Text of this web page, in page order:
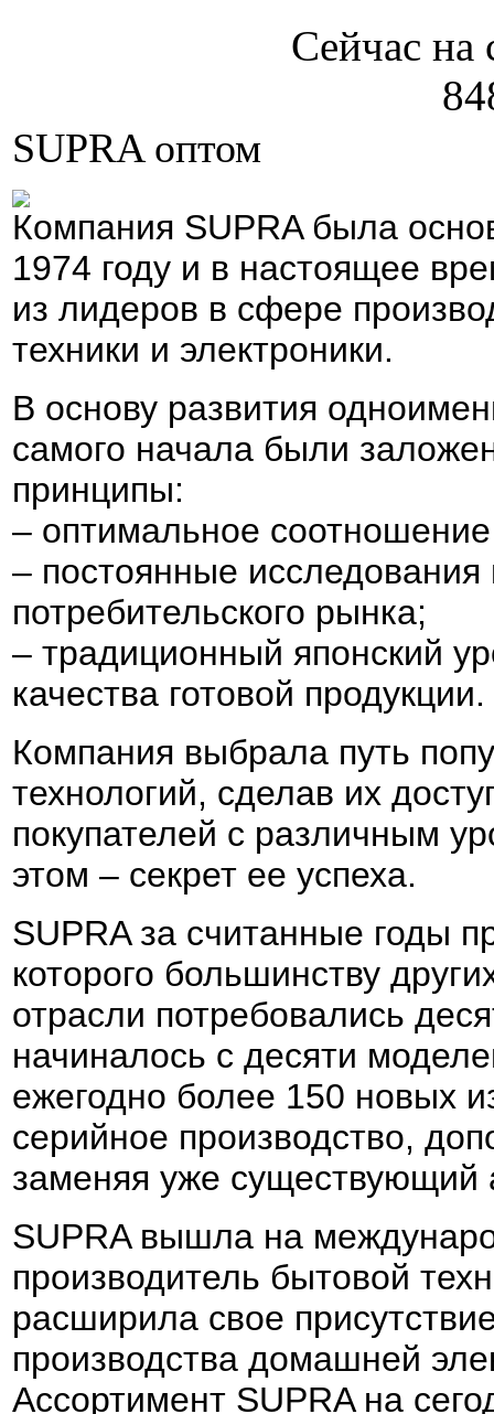
Сейчас на
SUPRA оптом
Компания SUPRA была
1974 году и в настоящее
из лидеров в сфере
техники и электроники.
В основу развития
самого начала были
принципы:
– оптимальное
– постоянные
потребительского рынка;
– традиционный японский
качества готовой продукции.
Компания выбрала путь
технологий, сделав их
покупателей с различным
этом – секрет ее успеха.
SUPRA за считанные годы
которого большинству
отрасли потребовались
начиналось с десяти
ежегодно более 150 новых
серийное производство,
заменяя уже существующий
SUPRA вышла на
производитель бытовой
расширила свое
производства домашней
Ассортимент SUPRA на